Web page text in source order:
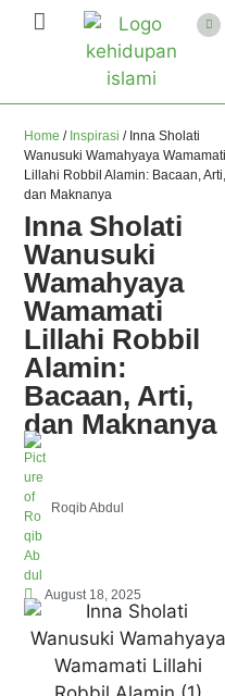
Home / Inspirasi / Inna Sholati
Wanusuki Wamahyaya Wamamati
Lillahi Robbil Alamin: Bacaan, Arti,
dan Maknanya
Inna Sholati
Wanusuki
Wamahyaya
Wamamati
Lillahi Robbil
Alamin:
Bacaan, Arti,
dan Maknanya
Roqib Abdul
August 18, 2025